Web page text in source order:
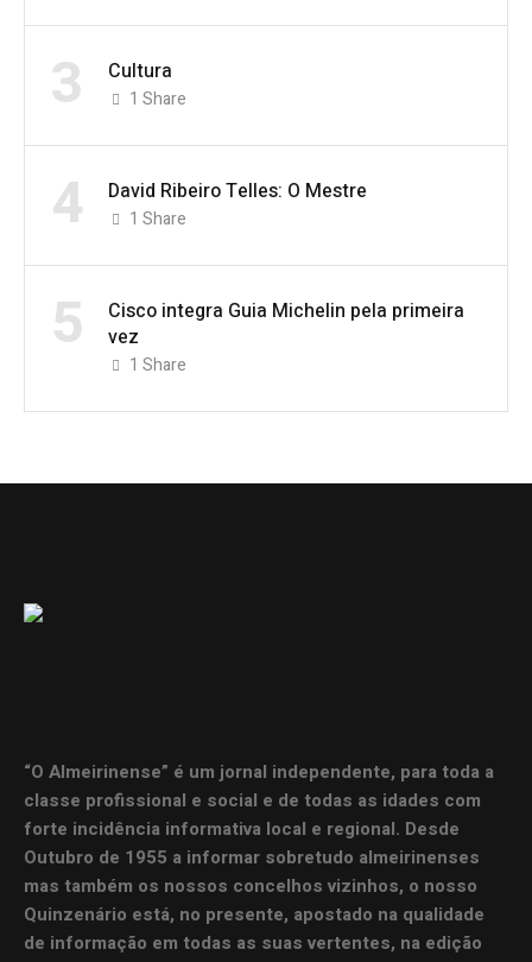
3 Cultura
1 Share
4 David Ribeiro Telles: O Mestre
1 Share
5
Cisco integra Guia Michelin pela primeira
vez
1 Share
“O Almeirinense” é um jornal independente, para toda a
classe profissional e social e de todas as idades com
forte incidência informativa local e regional. Desde
Outubro de 1955 a informar sobretudo almeirinenses
mas também os nossos concelhos vizinhos, o nosso
Quinzenário está, no presente, apostado na qualidade
de informação em todas as suas vertentes, na edição